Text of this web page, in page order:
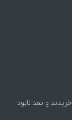
و بعد نابود